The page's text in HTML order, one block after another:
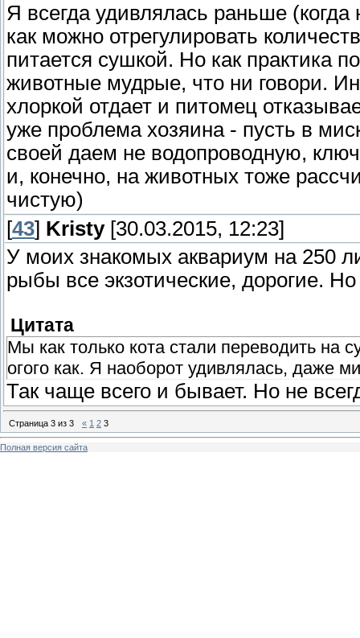
Я всегда удивлялась раньше
как можно отрегулировать
питается сушкой. Но как практика
животные мудрые, что ни говори.
хлоркой отдает и питомец
уже проблема хозяина - пусть в
своей даем не водопроводную,
и, конечно, на животных тоже
чистую)
[43] Kristy[30.03.2015, 12:23]
У моих знакомых аквариум на 250
рыбы все экзотические, дорогие.
Цитата
Мы как только кота стали переводить на
огого как. Я наоборот удивлялась, даже
Так чаще всего и бывает. Но не
Страница 3 из 3 « 1 2 3
Полная версия сайта